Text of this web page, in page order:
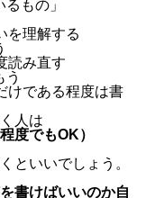
もの」
を理解する
読み直す
う
けである程度は書
人は
度でもOK）
といいでしょう。
を書けばいいのか自